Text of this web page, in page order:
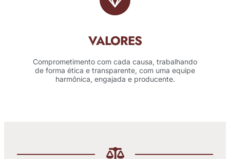
VALORES
Comprometimento com cada causa, trabalhando
de forma ética e transparente, com uma equipe
harmônica, engajada e producente.